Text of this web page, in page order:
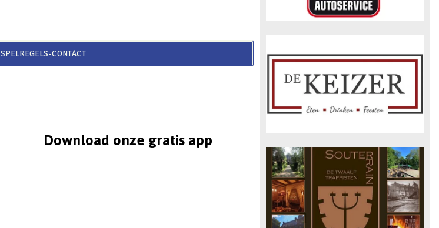
SPELREGELS-CONTACT
Download onze gratis app